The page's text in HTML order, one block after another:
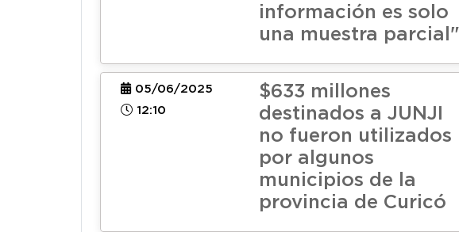
información es solo
una muestra parcial"
05/06/2025
12:10
$633 millones
destinados a JUNJI
no fueron utilizados
por algunos
municipios de la
provincia de Curicó